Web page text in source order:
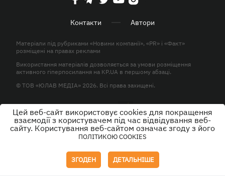
Контакти Автори
Матеріали під рубриками «Новини компанії», «PR» і «Факт»
розміщені на правах реклами
Використання матеріалів дозволяється за умови розміщення
активного гіперпосилання на KP.UA в першому абзаці.
© ТОВ «ЮЛАВ МЕДІА» 2026. Всі права захищені.
Дизайн
Цей веб-сайт використовує cookies для покращення
взаємодії з користувачем під час відвідування веб-
сайту. Користування веб-сайтом означає згоду з його
ПОЛІТИКОЮ COOKIES
ЗГОДЕН ДЕТАЛЬНІШЕ